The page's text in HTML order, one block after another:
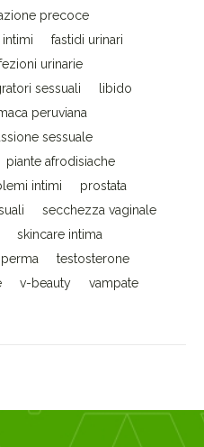
precoce
fastidi urinari
urinarie
sessuali
libido
peruviana
sessuale
piante afrodisiache
intimi
prostata
secchezza vaginale
skincare intima
testosterone
v-beauty
vampate